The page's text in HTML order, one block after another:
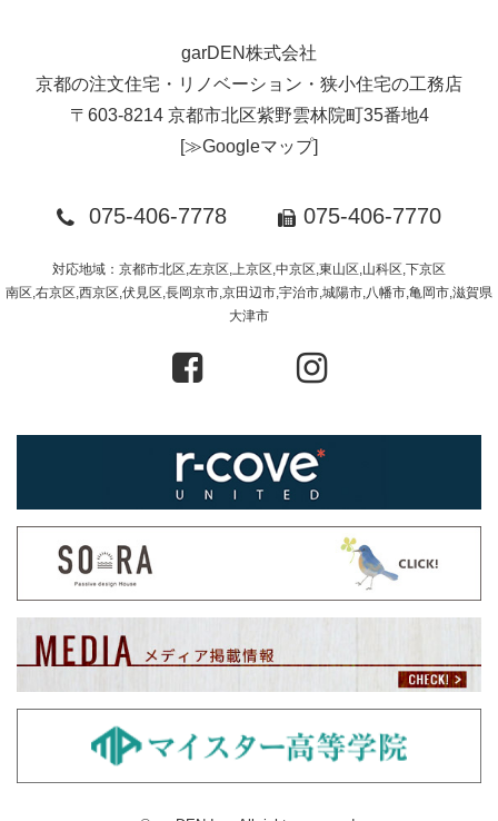
garDEN株式会社
京都の注文住宅・リノベーション・狭小住宅の工務店
〒603-8214 京都市北区紫野雲林院町35番地4
[≫Googleマップ]
075-406-7778 075-406-7770
対応地域：京都市北区,左京区,上京区,中京区,東山区,山科区,下京区
南区,右京区,西京区,伏見区,長岡京市,京田辺市,宇治市,城陽市,八幡市,亀岡市,滋賀県
大津市